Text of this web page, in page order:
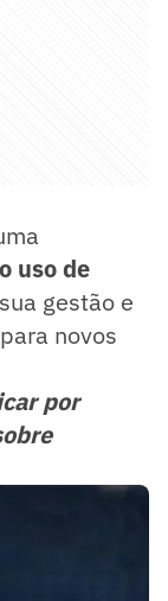
uso de
gestão e
novos
por